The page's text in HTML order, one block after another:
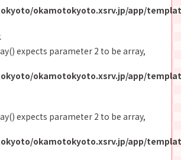
okamotokyoto.xsrv.jp/app/
expects parameter 2 to be array,
okamotokyoto.xsrv.jp/app/
expects parameter 2 to be array,
okamotokyoto.xsrv.jp/app/